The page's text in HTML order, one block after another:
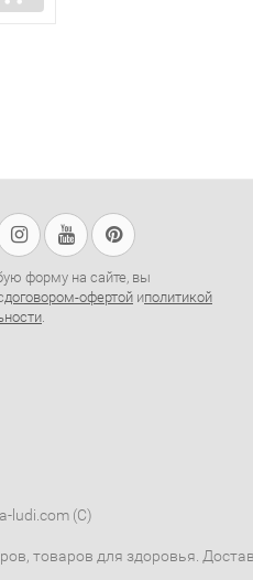
форму на сайте, вы
договором-офертой иполитикой
.
ludi.com (C)
товаров для здоровья.